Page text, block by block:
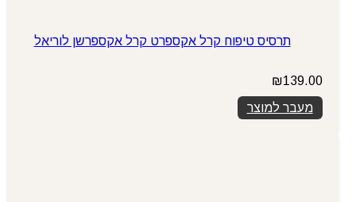
תרסיס טיפוח קרל אקספרט קרל אקספרשן לוריאל
₪139.00
מעבר למוצר